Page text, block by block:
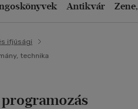
Antikvár
ifjúsági
technika